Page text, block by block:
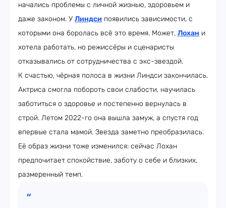
начались проблемы с личной жизнью, здоровьем и
даже законом. У Линдси появились зависимости, с
которыми она боролась всё это время. Может, Лохан и
хотела работать, но режиссёры и сценаристы
отказывались от сотрудничества с экс-звездой.
К счастью, чёрная полоса в жизни Линдси закончилась.
Актриса смогла побороть свои слабости, научилась
заботиться о здоровье и постепенно вернулась в
строй. Летом 2022-го она вышла замуж, а спустя год
впервые стала мамой. Звезда заметно преобразилась.
Её образ жизни тоже изменился: сейчас Лохан
предпочитает спокойствие, заботу о себе и близких,
размеренный темп.